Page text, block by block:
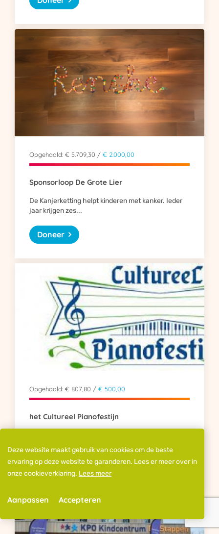
Deze website maakt gebruik van cookies om de beste
ervaring op deze website te garanderen. Lees er meer over in
onze cookieverklaring. Lees meer
Accepteren
Aanpassen
Opgehaald: € 5.709,30 / € 2.000,00
Sponsorloop De Grote Lier
De Kanjerketting helpt kinderen met kanker. Ieder
jaar krijgen zes...
Doneer
Opgehaald: € 807,80 / € 500,00
het Cultureel Pianofestijn
Doneer